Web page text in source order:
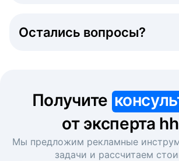
Остались вопросы?
Получите
от эксперта
Мы предложим рекламные
задачи и рассчитаем